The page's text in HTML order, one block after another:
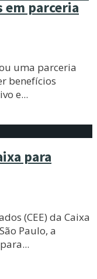
parceria
uma parceria
benefícios
e...
para
(CEE) da Caixa
Paulo, a
...